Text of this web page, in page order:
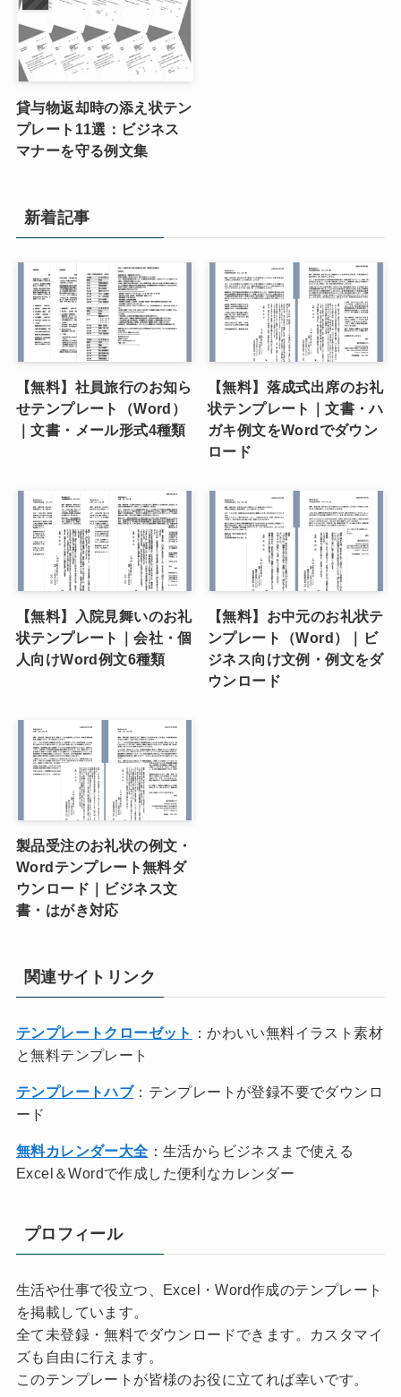
貸与物返却時の添え状テン
プレート11選：ビジネス
マナーを守る例文集
新着記事
【無料】社員旅行のお知ら
せテンプレート（Word）
｜文書・メール形式4種類
【無料】落成式出席のお礼
状テンプレート｜文書・ハ
ガキ例文をWordでダウン
ロード
【無料】入院見舞いのお礼
状テンプレート｜会社・個
人向けWord例文6種類
【無料】お中元のお礼状テ
ンプレート（Word）｜ビ
ジネス向け文例・例文をダ
ウンロード
製品受注のお礼状の例文・
Wordテンプレート無料ダ
ウンロード｜ビジネス文
書・はがき対応
関連サイトリンク
テンプレートクローゼット
：かわいい無料イラスト素材
と無料テンプレート
テンプレートハブ：テンプレートが登録不要でダウンロ
ード
無料カレンダー大全 ：生活からビジネスまで使える
Excel＆Wordで作成した便利なカレンダー
プロフィール
生活や仕事で役立つ、Excel・Word作成のテンプレート
を掲載しています。
全て未登録・無料でダウンロードできます。カスタマイ
ズも自由に行えます。
このテンプレートが皆様のお役に立てれば幸いです。